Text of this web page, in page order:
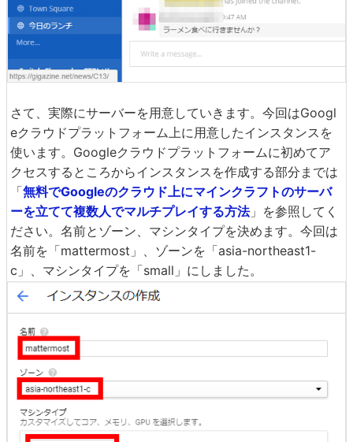
さて、実際にサーバーを用意していきます。今回はGoogl
eクラウドプラットフォーム上に用意したインスタンスを
使います。Googleクラウドプラットフォームに初めてア
クセスするところからインスタンスを作成する部分までは
「無料でGoogleのクラウド上にマインクラフトのサーバ
ーを立てて複数人でマルチプレイする方法」を参照してく
ださい。名前とゾーン、マシンタイプを決めます。今回は
名前を「mattermost」、ゾーンを「asia-northeast1-
c」、マシンタイプを「small」にしました。